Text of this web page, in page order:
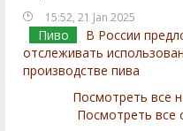
15:52, 21 Jan 2025
Пиво
В России
отслеживать
производстве пива
Посмотреть все
Посмотреть все